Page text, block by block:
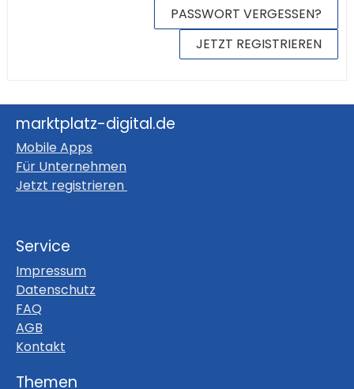
PASSWORT VERGESSEN?
JETZT REGISTRIEREN
marktplatz-digital.de
Mobile Apps
Für Unternehmen
Jetzt registrieren
Service
Impressum
Datenschutz
FAQ
AGB
Kontakt
Themen